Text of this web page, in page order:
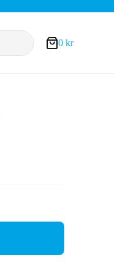
Varukorg
0 kr